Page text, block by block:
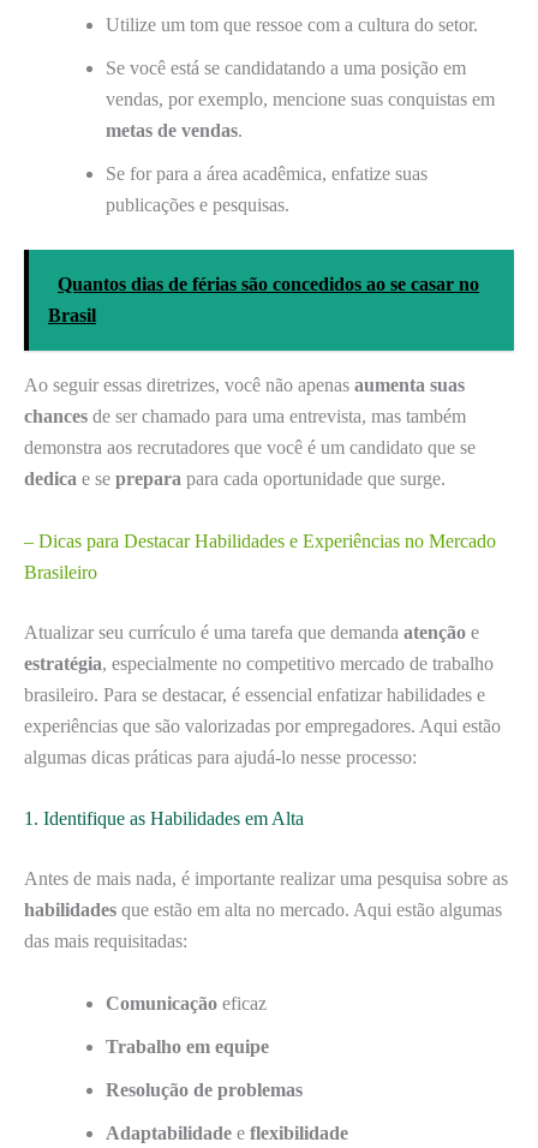
Utilize um tom que ressoe com a cultura do setor.
Se você está se candidatando a uma posição em
vendas, por exemplo, mencione suas conquistas em
metas de vendas.
Se for para a área acadêmica, enfatize suas
publicações e pesquisas.
Quantos dias de férias são concedidos ao se casar no
Brasil
Ao seguir essas diretrizes, você não apenas aumenta suas
chances de ser chamado para uma entrevista, mas também
demonstra aos recrutadores que você é um candidato que se
dedica e se prepara para cada oportunidade que surge.
– Dicas para Destacar Habilidades e Experiências no Mercado
Brasileiro
Atualizar seu currículo é uma tarefa que demanda atenção e
estratégia, especialmente no competitivo mercado de trabalho
brasileiro. Para se destacar, é essencial enfatizar habilidades e
experiências que são valorizadas por empregadores. Aqui estão
algumas dicas práticas para ajudá-lo nesse processo:
1. Identifique as Habilidades em Alta
Antes de mais nada, é importante realizar uma pesquisa sobre as
habilidades que estão em alta no mercado. Aqui estão algumas
das mais requisitadas:
Comunicação eficaz
Trabalho em equipe
Resolução de problemas
Adaptabilidade e flexibilidade